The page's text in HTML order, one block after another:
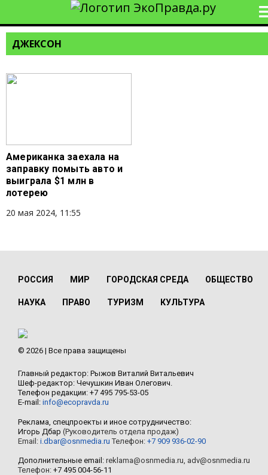
ДЖЕКСОН
Американка заехала на
заправку помыть авто и
выиграла $1 млн в
лотерею
20 мая 2024, 11:55
РОССИЯ МИР ГОРОДСКАЯ СРЕДА ОБЩЕСТВО
НАУКА ПРАВО ТУРИЗМ КУЛЬТУРА
© 2026 | Все права защищены
Главный редактор: Рыжов Виталий Витальевич
Шеф-редактор: Чечушкин Иван Олегович.
Телефон редакции: +7 495 795-53-05
E-mail: info@ecopravda.ru
Реклама, спецпроекты и иное сотрудничество:
Игорь Дбар (Руководитель отдела продаж)
Email: i.dbar@osnmedia.ru Телефон: +7 909 936-02-90
Дополнительные email: reklama@osnmedia.ru, adv@osnmedia.ru
Телефон: +7 495 004-56-11